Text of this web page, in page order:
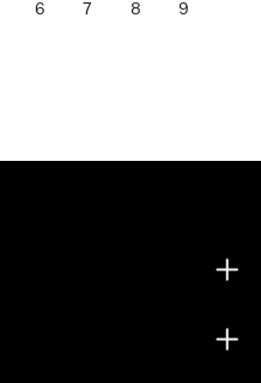
6 7 8
9